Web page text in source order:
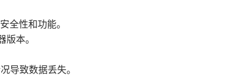
全性和功能。
版本。
导致数据丢失。